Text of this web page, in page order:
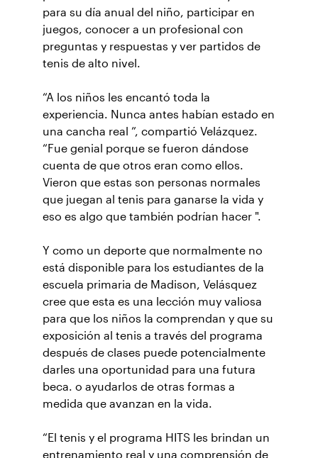
para su día anual del niño, participar en
juegos, conocer a un profesional con
preguntas y respuestas y ver partidos de
tenis de alto nivel.
“A los niños les encantó toda la
experiencia. Nunca antes habían estado en
una cancha real ”, compartió Velázquez.
“Fue genial porque se fueron dándose
cuenta de que otros eran como ellos.
Vieron que estas son personas normales
que juegan al tenis para ganarse la vida y
eso es algo que también podrían hacer ".
Y como un deporte que normalmente no
está disponible para los estudiantes de la
escuela primaria de Madison, Velásquez
cree que esta es una lección muy valiosa
para que los niños la comprendan y que su
exposición al tenis a través del programa
después de clases puede potencialmente
darles una oportunidad para una futura
beca. o ayudarlos de otras formas a
medida que avanzan en la vida.
“El tenis y el programa HITS les brindan un
entrenamiento real y una comprensión de